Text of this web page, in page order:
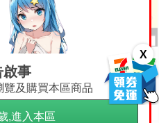
X
預購
【怨念事務所】預購 1
1月(免訂金) Ensky 我的英雄學院
Q版動物裝珠鍊布偶吊飾 娃娃 第
2彈 9款分售 0816
售價
啟事
覽及購買本區商品
,進入本區